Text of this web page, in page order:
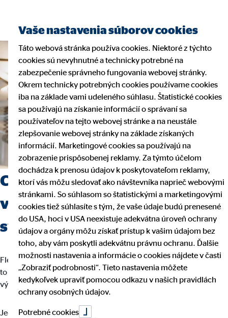
Chcete sa v pracovnej oblasti
vydať na novú cestu? Začnite
svoju kariéru u nás!
Flexibilita, sebarealizácia a plnenie úlohy so zmyslom a cieľom –
to je to, čo robí prácu finančného sprostredkovateľa OVB
výnimočnou.
Jedine vaše nasadenie rozhoduje o tom, kam to u nás dotiahnete.
Vaše nastavenia súborov cookies
Táto webová stránka používa cookies. Niektoré z týchto
cookies sú nevyhnutné a technicky potrebné na
zabezpečenie správneho fungovania webovej stránky.
Okrem technicky potrebných cookies používame cookies
iba na základe vami udeleného súhlasu. Štatistické cookies
sa používajú na získanie informácií o správaní sa
používateľov na tejto webovej stránke a na neustále
zlepšovanie webovej stránky na základe získaných
informácií. Marketingové cookies sa používajú na
zobrazenie prispôsobenej reklamy. Za týmto účelom
dochádza k prenosu údajov k poskytovateľom reklamy,
ktorí vás môžu sledovať ako návštevníka naprieč webovými
stránkami. So súhlasom so štatistickými a marketingovými
cookies tiež súhlasíte s tým, že vaše údaje budú prenesené
do USA, hoci v USA neexistuje adekvátna úroveň ochrany
údajov a orgány môžu získať prístup k vašim údajom bez
toho, aby vám poskytli adekvátnu právnu ochranu. Ďalšie
možnosti nastavenia a informácie o cookies nájdete v časti
„Zobraziť podrobnosti“. Tieto nastavenia môžete
kedykoľvek upraviť pomocou odkazu v našich pravidlách
ochrany osobných údajov.
Potrebné cookies